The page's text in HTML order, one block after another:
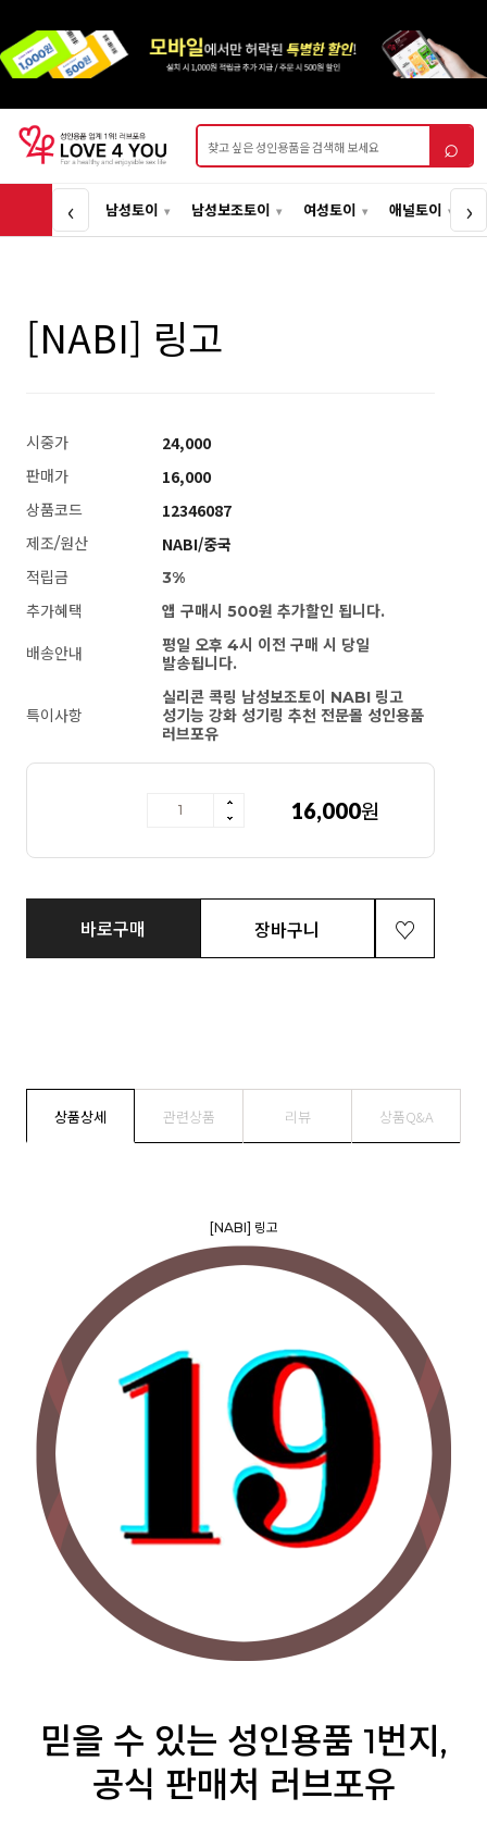
상품검색 ⌕
‹ 남성토이 남성보조토이 여성토이 애널토이 ›
[NABI] 링고
시중가 24,000
판매가 16,000
상품코드 12346087
제조/원산 NABI/중국
적립금
3%
추가혜택
앱 구매시 500원 추가할인 됩니다.
배송안내
평일 오후 4시 이전 구매 시 당일
발송됩니다.
특이사항
실리콘 콕링 남성보조토이 NABI 링고
성기능 강화 성기링 추천 전문몰 성인용품
러브포유
16,000원
바로구매 장바구니
상품상세 관련상품 리뷰 상품Q&A
[NABI] 링고
믿을 수 있는 성인용품 1번지,
공식 판매처 러브포유